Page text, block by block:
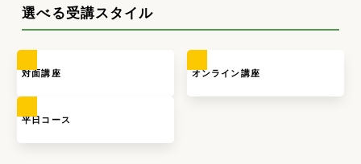
選べる受講スタイル
対面講座 オンライン講座
平日コース